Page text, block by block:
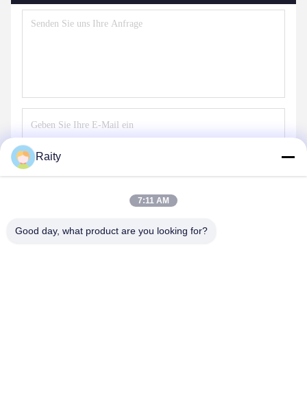
Raity
7:11 AM
Good day, what product are you looking for?